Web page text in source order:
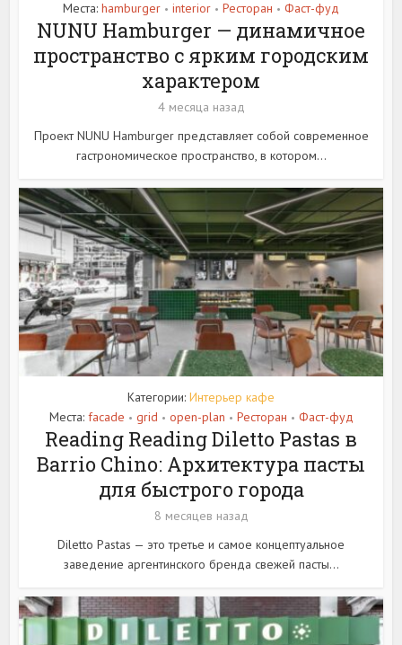
Места: hamburger • interior • Ресторан • Фаст-фуд
NUNU Hamburger — динамичное
пространство с ярким городским
характером
4 месяца назад
Проект NUNU Hamburger представляет собой современное
гастрономическое пространство, в котором...
Категории: Интерьер кафе
Места: facade • grid • open-plan • Ресторан • Фаст-фуд
Reading Reading Diletto Pastas в
Barrio Chino: Архитектура пасты
для быстрого города
8 месяцев назад
Diletto Pastas — это третье и самое концептуальное
заведение аргентинского бренда свежей пасты...